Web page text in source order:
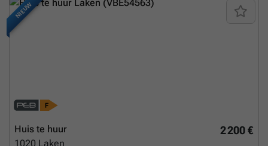
NIEUW
2 200 €
Huis te huur
1020 Laken